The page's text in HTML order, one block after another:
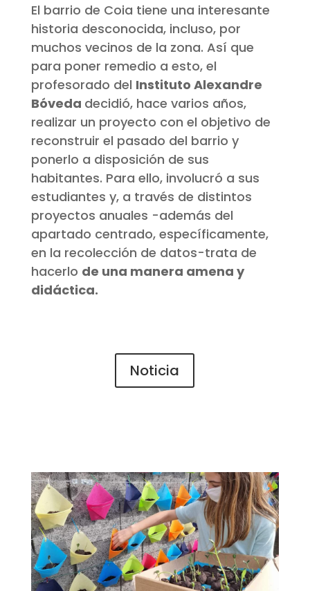
El barrio de Coia tiene una interesante
historia desconocida, incluso, por
muchos vecinos de la zona. Así que
para poner remedio a esto, el
profesorado del Instituto Alexandre
Bóveda decidió, hace varios años,
realizar un proyecto con el objetivo de
reconstruir el pasado del barrio y
ponerlo a disposición de sus
habitantes. Para ello, involucró a sus
estudiantes y, a través de distintos
proyectos anuales -además del
apartado centrado, específicamente,
en la recolección de datos-trata de
hacerlo de una manera amena y
didáctica.
Noticia